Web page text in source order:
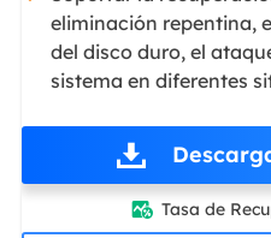
eliminación repentina,
del disco duro, el
sistema en diferentes
 Tasa de